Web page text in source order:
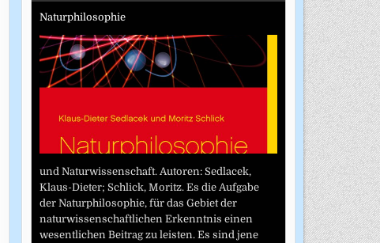
Naturphilosophie
und Naturwissenschaft. Autoren: Sedlacek,
Klaus-Dieter; Schlick, Moritz. Es die Aufgabe
der Naturphilosophie, für das Gebiet der
naturwissenschaftlichen Erkenntnis einen
wesentlichen Beitrag zu leisten. Es sind jene